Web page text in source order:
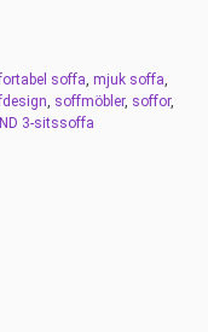
soffa, mjuk soffa,
, soffmöbler, soffor,
3-sitssoffa